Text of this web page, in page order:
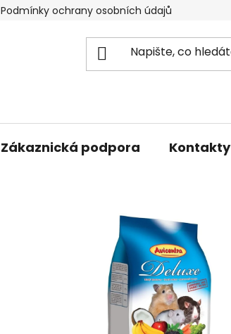
Podmínky ochrany osobních údajů
Zákaznická podpora Kontakty